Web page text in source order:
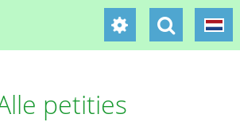
petities